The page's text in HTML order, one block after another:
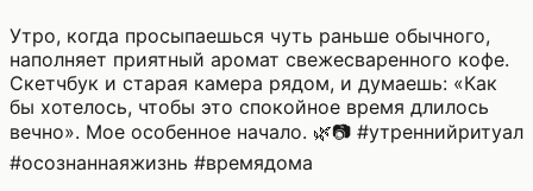
Утро, когда просыпаешься чуть раньше обычного,
наполняет приятный аромат свежесваренного кофе.
Скетчбук и старая камера рядом, и думаешь: «Как
бы хотелось, чтобы это спокойное время длилось
вечно». Мое особенное начало. 🌿📷 #утреннийритуал
#осознаннаяжизнь #времядома